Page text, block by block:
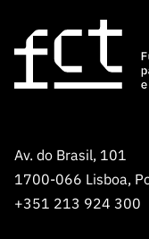
Av. do Brasil, 101
1700-066 Lisboa,
+351 213 924 300